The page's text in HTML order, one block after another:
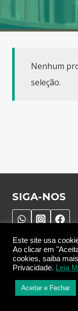
Nenhum
seleção.
SIGA-NOS
Cookies, termos de
Este site usa
Ao clicar em
cookies, saiba
Privacidade.
Leia
Aceitar e Fechar